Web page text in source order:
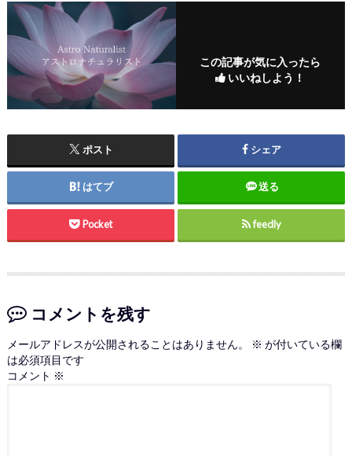
この記事が気に入ったら
いいねしよう！
ポスト シェア
はてブ 送る
Pocket feedly
コメントを残す
メールアドレスが公開されることはありません。 ※ が付いている欄
は必須項目です
コメント ※